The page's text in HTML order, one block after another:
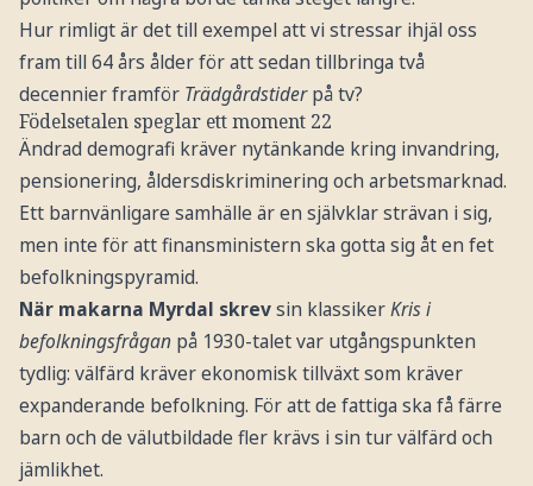
Hur rimligt är det till exempel att vi stressar ihjäl oss
fram till 64 års ålder för att sedan tillbringa två
decennier framför Trädgårdstiderpå tv?
Födelsetalen speglar ett moment 22
Ändrad demografi kräver nytänkande kring invandring,
pensionering, åldersdiskriminering och arbetsmarknad.
Ett barnvänligare samhälle är en självklar strävan i sig,
men inte för att finansministern ska gotta sig åt en fet
befolkningspyramid.
När makarna Myrdal skrevsin klassikerKris i
befolkningsfråganpå 1930-talet var utgångspunkten
tydlig: välfärd kräver ekonomisk tillväxt som kräver
expanderande befolkning. För att de fattiga ska få färre
barn och de välutbildade fler krävs i sin tur välfärd och
jämlikhet.